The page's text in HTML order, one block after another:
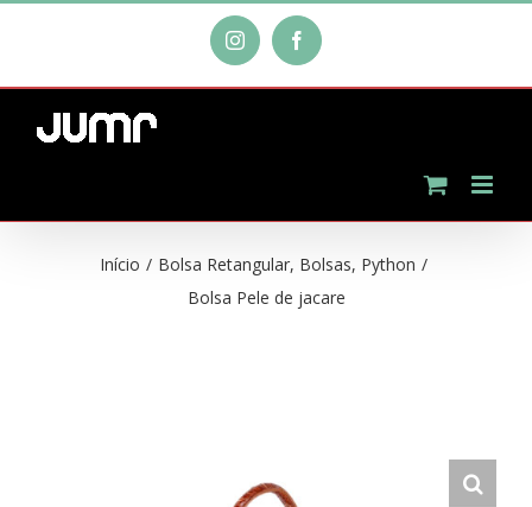
o
conteúdo
Instagram Facebook
Início / Bolsa Retangular, Bolsas, Python /
Bolsa Pele de jacare